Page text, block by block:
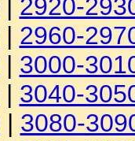
| 2920-
| 2960-
| 3000-
| 3040-
| 3080-